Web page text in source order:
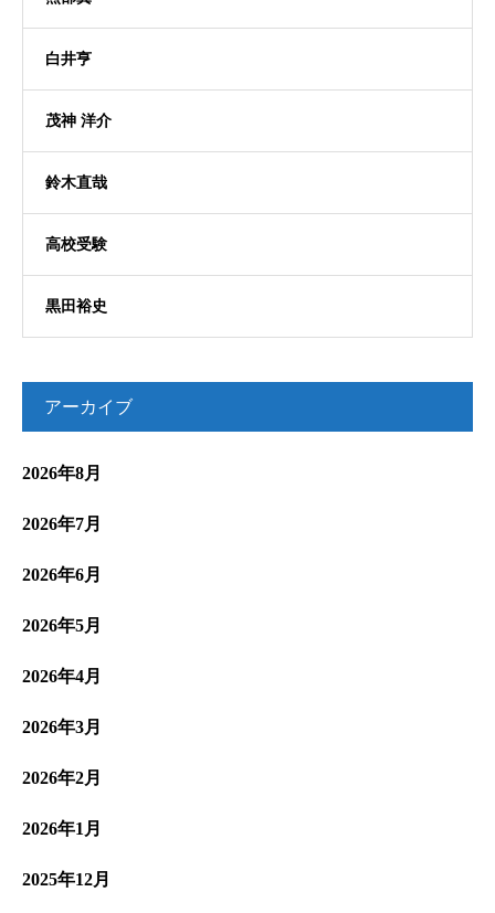
白井亨
茂神 洋介
鈴木直哉
高校受験
黒田裕史
アーカイブ
2026年8月
2026年7月
2026年6月
2026年5月
2026年4月
2026年3月
2026年2月
2026年1月
2025年12月